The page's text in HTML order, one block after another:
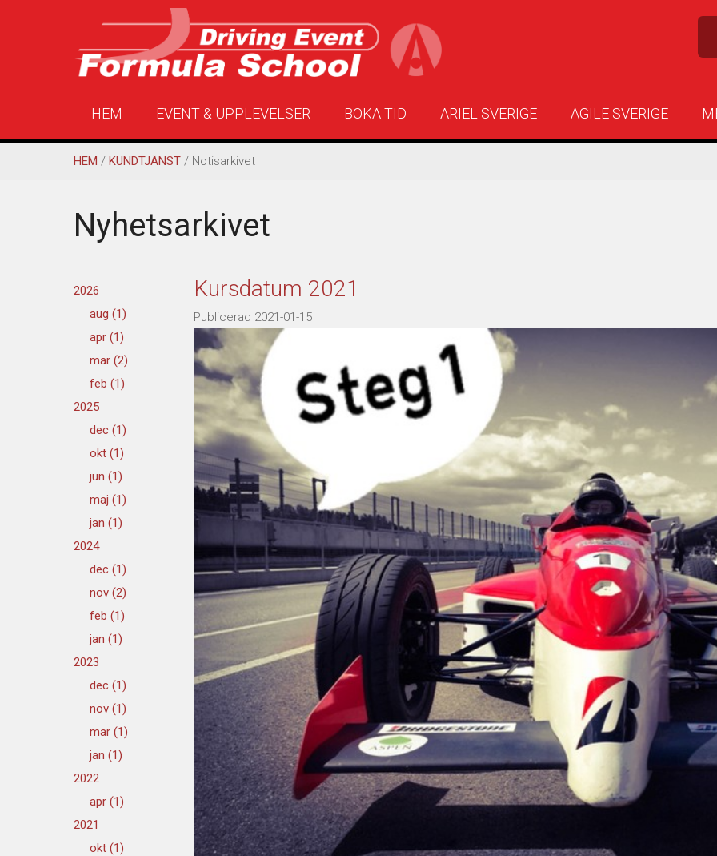
HEM EVENT & UPPLEVELSER BOKA TID ARIEL SVERIGE AGILE SVERIGE
HEM / KUNDTJÄNST / Notisarkivet
Nyhetsarkivet
2026
aug (1)
apr (1)
mar (2)
feb (1)
2025
dec (1)
okt (1)
jun (1)
maj (1)
jan (1)
2024
dec (1)
nov (2)
feb (1)
jan (1)
2023
dec (1)
nov (1)
mar (1)
jan (1)
2022
apr (1)
2021
okt (1)
Kursdatum 2021
Publicerad 2021-01-15